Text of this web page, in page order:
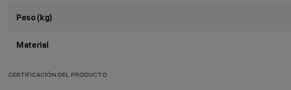
Peso (kg)
Material
CERTIFICACIÓN DEL PRODUCTO